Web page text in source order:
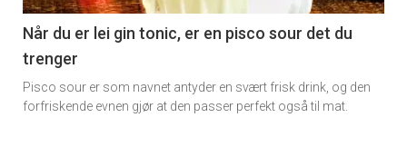
11
Dagens
rett
Når du er lei gin tonic, er en pisco sour det du
trenger
Pisco sour er som navnet antyder en svært frisk drink, og den
forfriskende evnen gjør at den passer perfekt også til mat.